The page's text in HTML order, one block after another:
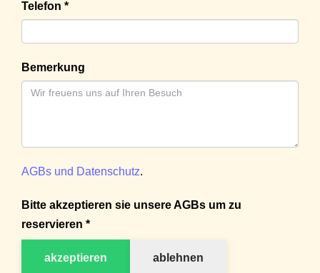
Telefon *
Bemerkung
AGBs und Datenschutz.
Bitte akzeptieren sie unsere AGBs um zu
reservieren *
akzeptieren ablehnen